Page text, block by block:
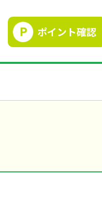
ポイント確認